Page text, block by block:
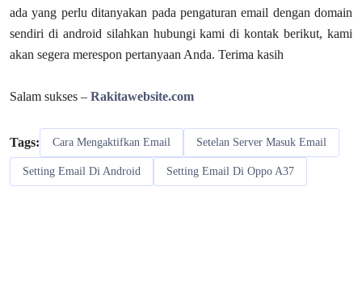
ada yang perlu ditanyakan pada pengaturan email dengan domain
sendiri di android silahkan hubungi kami di kontak berikut, kami
akan segera merespon pertanyaan Anda. Terima kasih
Salam sukses – Rakitawebsite.com
Tags: Cara Mengaktifkan Email Setelan Server Masuk Email
Setting Email Di Android Setting Email Di Oppo A37